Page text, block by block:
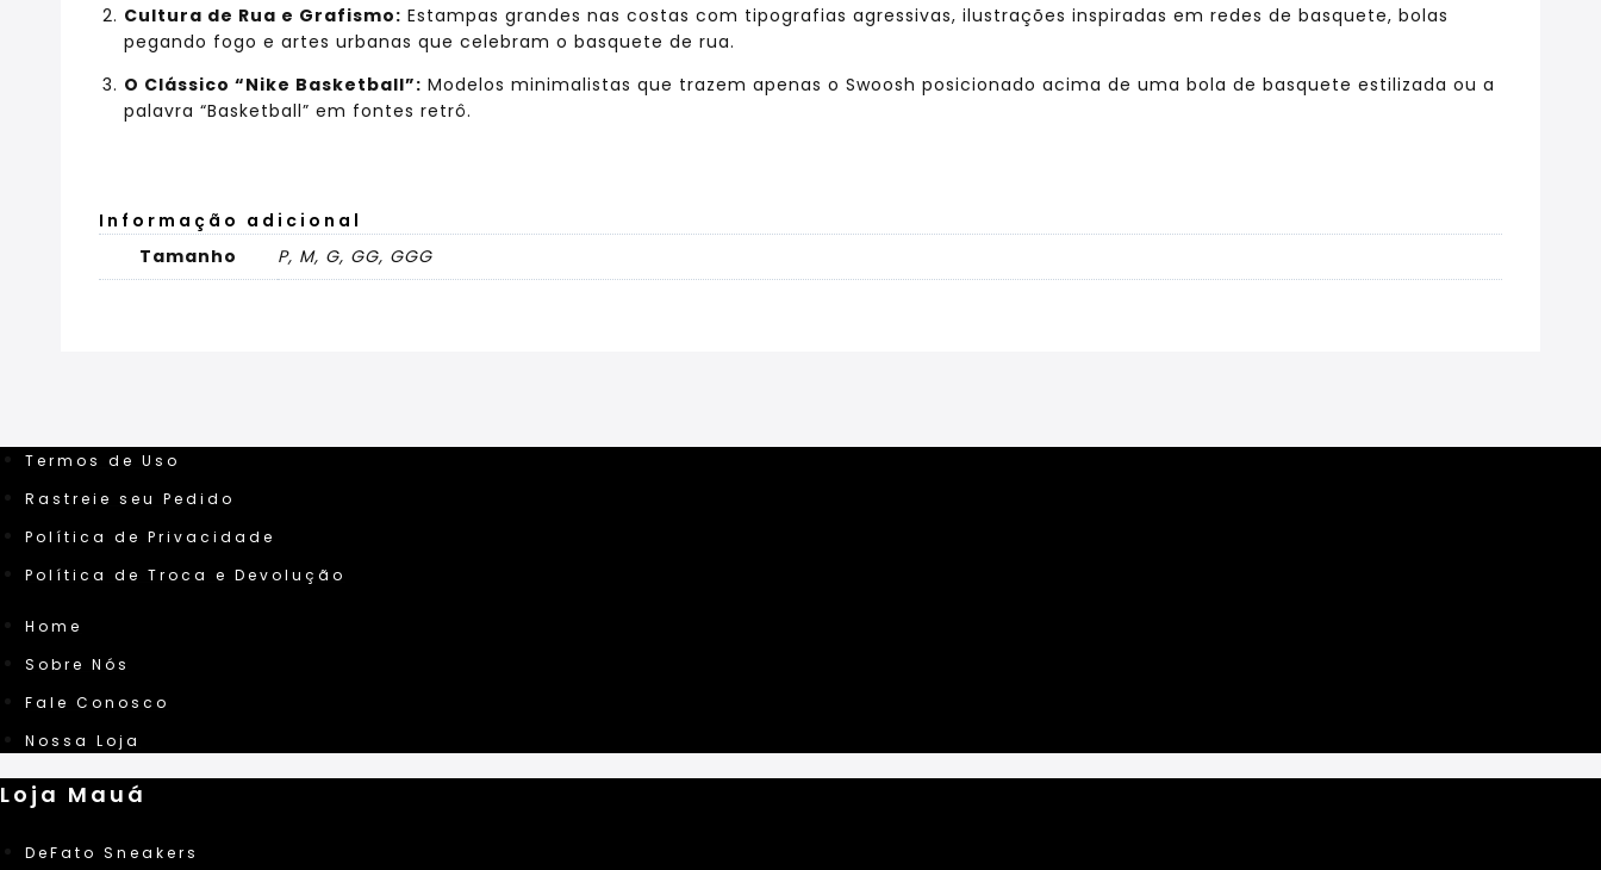
Cultura de Rua e Grafismo: Estampas grandes nas costas com tipografias agressivas, ilustrações inspiradas em redes de basquete, bolas
pegando fogo e artes urbanas que celebram o basquete de rua.
O Clássico “Nike Basketball”: Modelos minimalistas que trazem apenas o Swoosh posicionado acima de uma bola de basquete estilizada ou a
palavra “Basketball” em fontes retrô.
Informação adicional
Tamanho
P, M, G, GG, GGG
Termos de Uso
Rastreie seu Pedido
Política de Privacidade
Política de Troca e Devolução
Home
Sobre Nós
Fale Conosco
Nossa Loja
Loja Mauá
DeFato Sneakers